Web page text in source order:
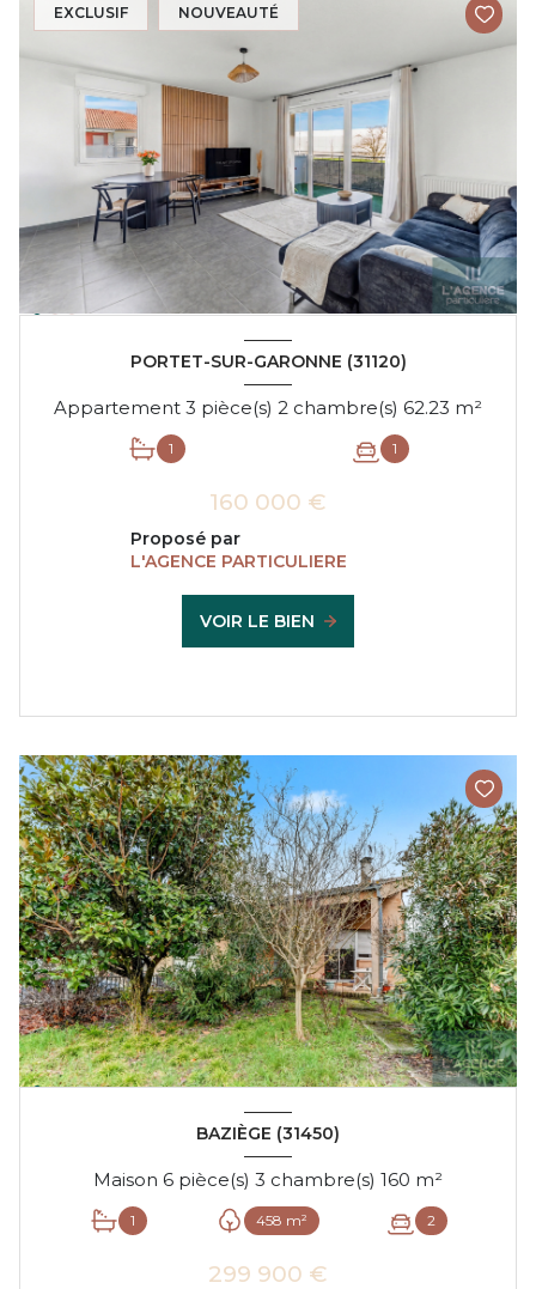
EXCLUSIF NOUVEAUTÉ
PORTET-SUR-GARONNE (31120)
Appartement 3 pièce(s) 2 chambre(s) 62.23 m²
1 1
160 000 €
Proposé par
L'AGENCE PARTICULIERE
VOIR LE BIEN
BAZIÈGE (31450)
Maison 6 pièce(s) 3 chambre(s) 160 m²
1 458 m² 2
299 900 €